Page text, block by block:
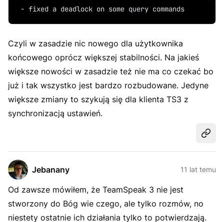
- fixed a deadlock on some query commands
Czyli w zasadzie nic nowego dla użytkownika
końcowego oprócz większej stabilności. Na jakieś
większe nowości w zasadzie też nie ma co czekać bo
już i tak wszystko jest bardzo rozbudowane. Jedyne
większe zmiany to szykują się dla klienta TS3 z
synchronizacją ustawień.
Jebanany 11 lat temu
Od zawsze mówiłem, że TeamSpeak 3 nie jest
stworzony do Bóg wie czego, ale tylko rozmów, no
niestety ostatnie ich działania tylko to potwierdzają.